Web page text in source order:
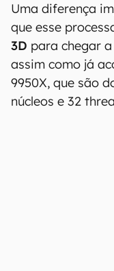
Uma diferença
que esse
3D para chegar
assim como já
9950X, que são
núcleos e 32